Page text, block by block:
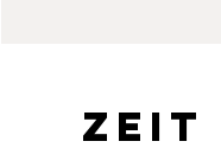
Zeit